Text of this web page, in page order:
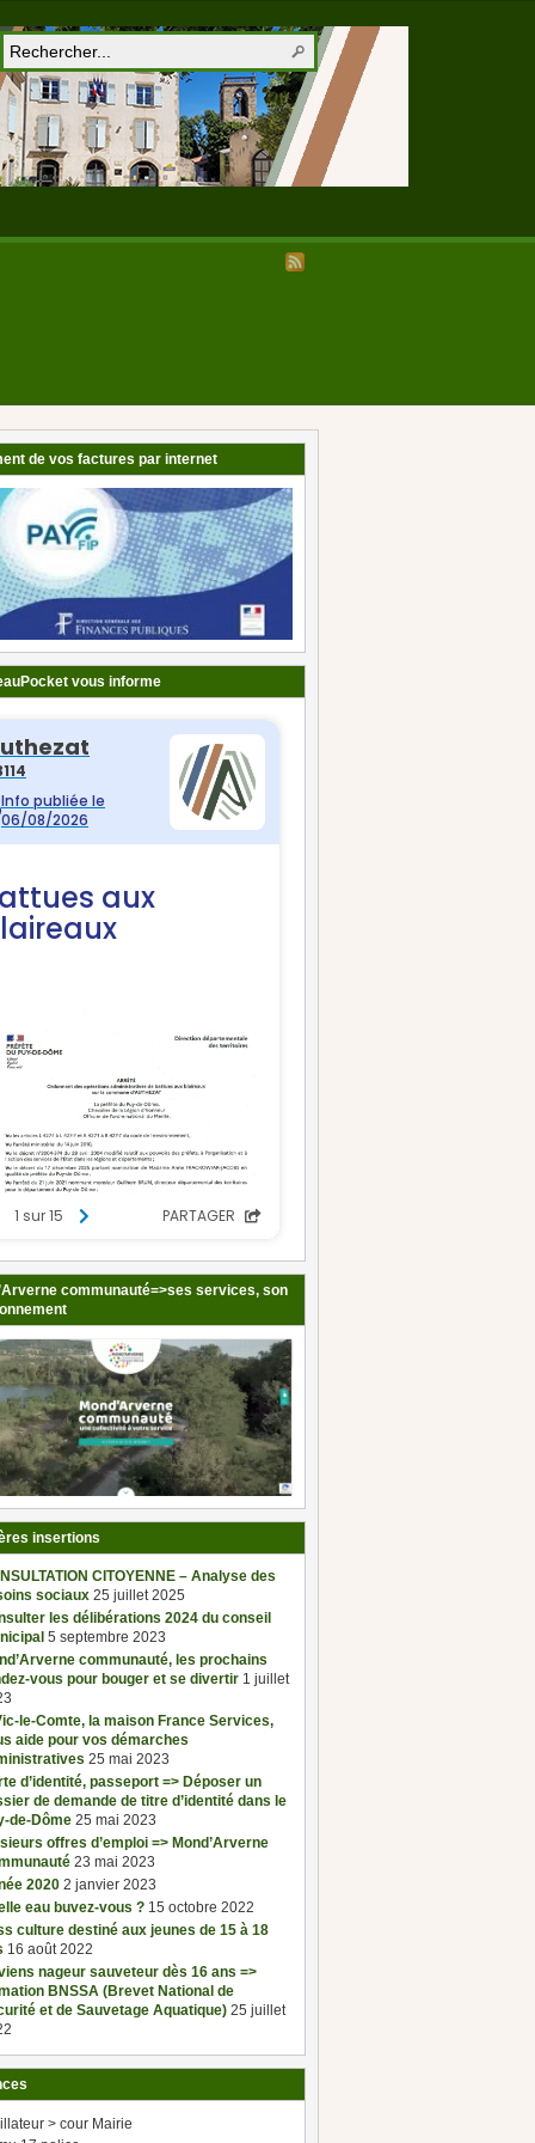
de vos factures par internet
vous informe
communauté=>ses services, son
insertions
CITOYENNE – Analyse des
sociaux 25 juillet 2025
les délibérations 2024 du conseil
5 septembre 2023
communauté, les prochains
vous pour bouger et se divertir 1 juillet
le-Comte, la maison France Services,
aide pour vos démarches
25 mai 2023
d’identité, passeport => Déposer un
de demande de titre d’identité dans le
de-Dôme 25 mai 2023
offres d’emploi => Mond’Arverne
23 mai 2023
2020 2 janvier 2023
eau buvez-vous ? 15 octobre 2022
culture destiné aux jeunes de 15 à 18
16 août 2022
nageur sauveteur dès 16 ans =>
BNSSA (Brevet National de
et de Sauvetage Aquatique) 25 juillet
> cour Mairie